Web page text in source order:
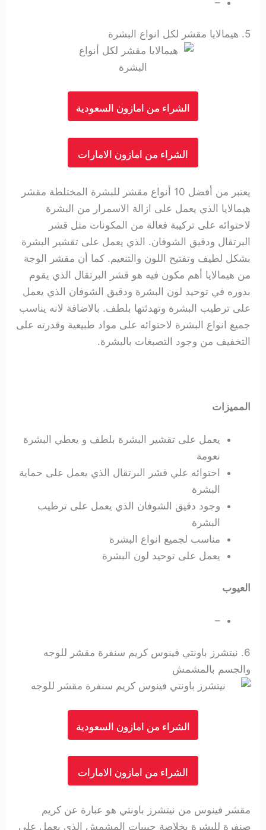
5. هيمالايا مقشر لكل انواع البشرة
الشراء من امازون السعودية
الشراء من امازون الامارات
يعتبر من أفضل 10 أنواع مقشر للبشرة المختلطة مقشر
هيمالايا الذي يعمل على ازالة الاسمرار من البشرة
لاحتوائه على تركيبة فعالة من المكونات مثل قشر
البرتقال ودقيق الشوفان. الذي يعمل على تقشير البشرة
بشكل لطيف وتفتيح اللون والتنعيم. كما أن مقشر الوجة
من هيمالايا أهم مكون فيه هو قشر البرتقال الذي يقوم
بدوره في توحيد لون البشرة ودقيق الشوفان الذي يعمل
على ترطيب البشرة وتهدئتها بلطف. بالاضافة لانه يناسب
جميع انواع البشرة لاحتوائه على مواد طبيعية وقدرته على
التخفيف من وجود التصبغات بالبشرة.
المميزات
يعمل على تقشير البشرة بلطف و يعطي البشرة
نعومة
احتوائه علي قشر البرتقال الذي يعمل على حماية
البشرة
وجود دقيق الشوفان الذي يعمل على ترطيب
البشرة
مناسب لجميع انواع البشرة
يعمل على توحيد لون البشرة
العيوب
–
6. نيتشرز باونتي فينوس كريم سنفرة مقشر للوجه
والجسم بالمشمش
الشراء من امازون السعودية
الشراء من امازون الامارات
مقشر فينوس من نيتشرز باونتي هو عبارة عن كريم
صنفرة للبشرة بخلاصة حبيبات المشمش الذي يعمل على